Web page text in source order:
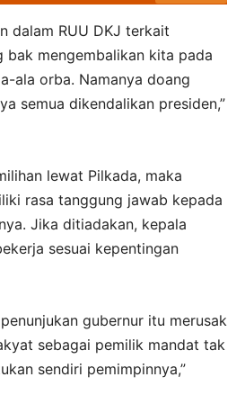
dalam RUU DKJ terkait
bak mengembalikan kita pada
ala orba. Namanya doang
semua dikendalikan presiden,”
lewat Pilkada, maka
rasa tanggung jawab kepada
Jika ditiadakan, kepala
sesuai kepentingan
gubernur itu merusak
sebagai pemilik mandat tak
sendiri pemimpinnya,”